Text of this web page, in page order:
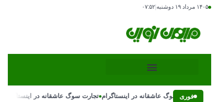
۱۴۰۵ مرداد ۱۹ دوشنبه ۰۷:۵۲
فوری
تجارت سوگ عاشقانه در اینستاگرام•تجارت سوگ عاشقانه در اینستاگرام